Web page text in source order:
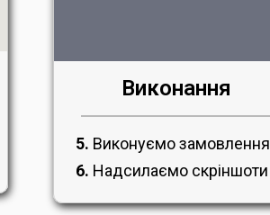
Виконання
5. Виконуємо замовлення
6. Надсилаємо скріншоти